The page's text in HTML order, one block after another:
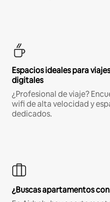
Espacios ideales para
digitales
¿Profesional de viaje?
wifi de alta velocidad y
dedicados.
¿Buscas apartamentos